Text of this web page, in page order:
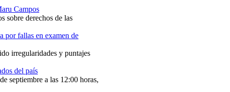
Campos
sobre derechos de las
por fallas en examen de
irregularidades y puntajes
del país
septiembre a las 12:00 horas,